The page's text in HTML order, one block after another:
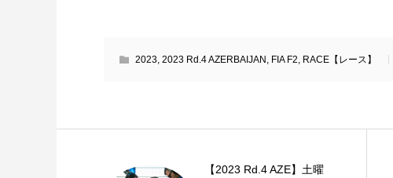
2023, 2023 Rd.4 AZERBAIJAN , FIA F2, RACE【レース】
【2023 Rd.4 AZE】土曜